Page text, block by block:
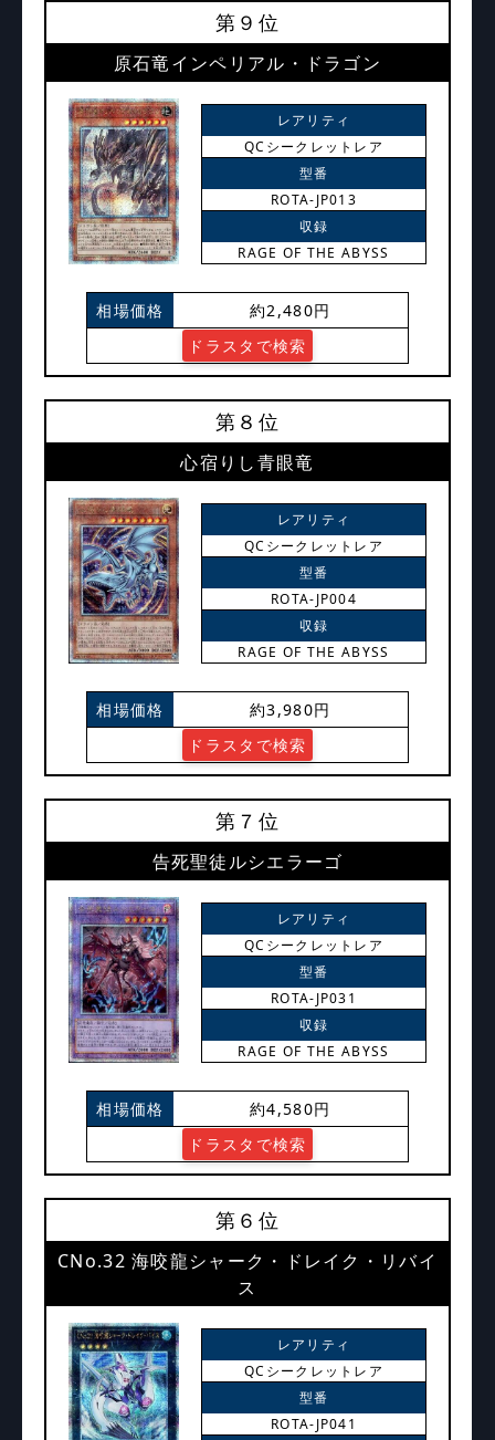
第９位
原石竜インペリアル・ドラゴン
レアリティ
QCシークレットレア
型番
ROTA-JP013
収録
RAGE OF THE ABYSS
相場価格
約2,480円
ドラスタで検索
第８位
心宿りし青眼竜
レアリティ
QCシークレットレア
型番
ROTA-JP004
収録
RAGE OF THE ABYSS
相場価格
約3,980円
ドラスタで検索
第７位
告死聖徒ルシエラーゴ
レアリティ
QCシークレットレア
型番
ROTA-JP031
収録
RAGE OF THE ABYSS
相場価格
約4,580円
ドラスタで検索
第６位
CNo.32 海咬龍シャーク・ドレイク・リバイ
ス
レアリティ
QCシークレットレア
型番
ROTA-JP041